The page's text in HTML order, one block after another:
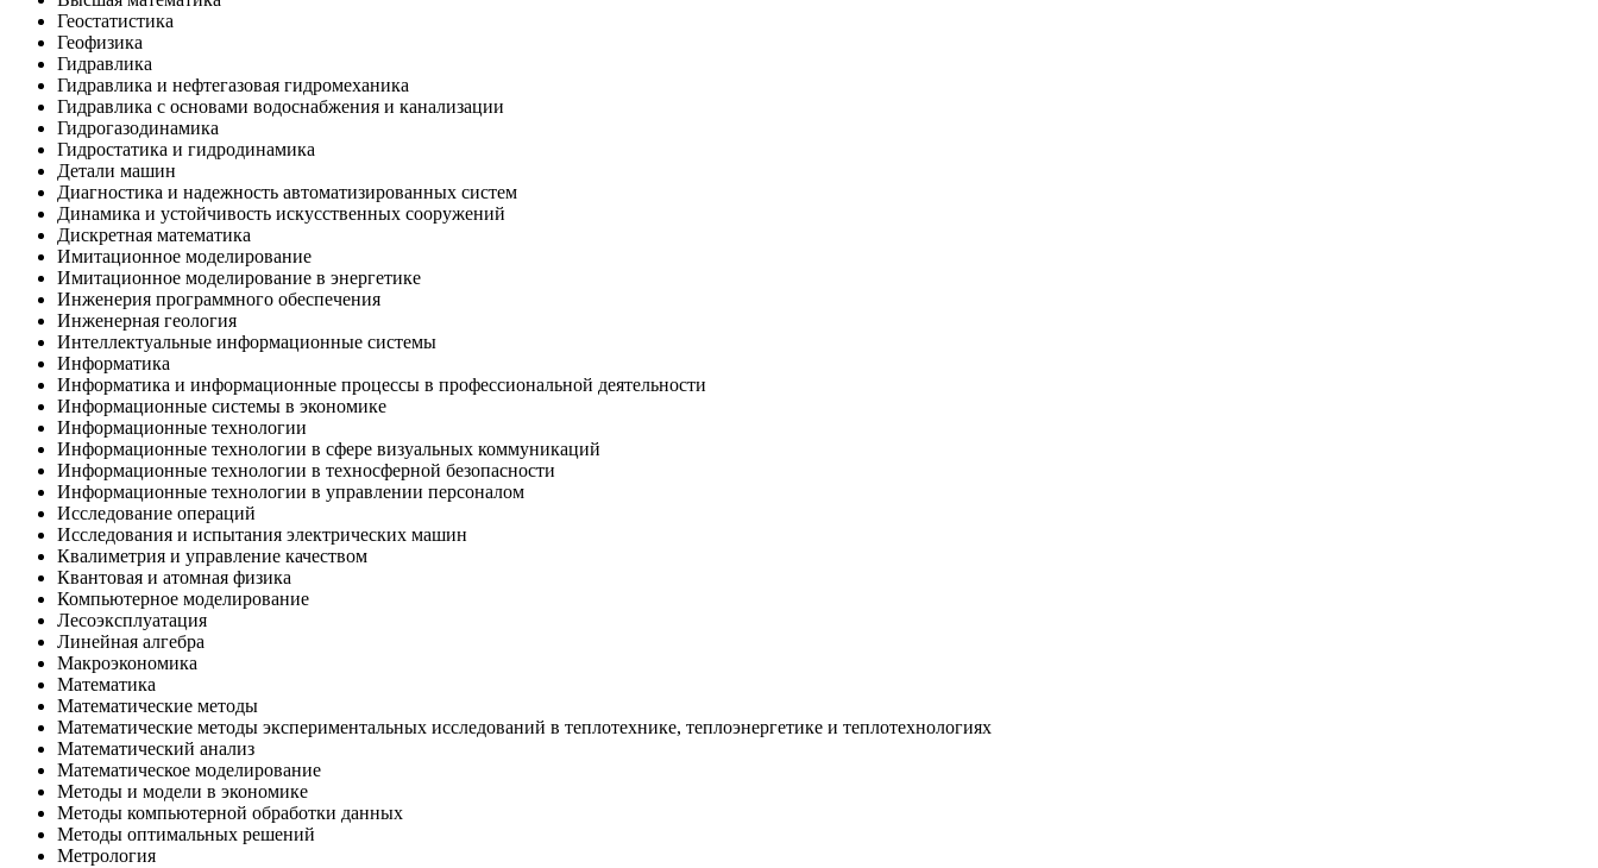
Геостатистика
Геофизика
Гидравлика
Гидравлика и нефтегазовая гидромеханика
Гидравлика с основами водоснабжения и канализации
Гидрогазодинамика
Гидростатика и гидродинамика
Детали машин
Диагностика и надежность автоматизированных систем
Динамика и устойчивость искусственных сооружений
Дискретная математика
Имитационное моделирование
Имитационное моделирование в энергетике
Инженерия программного обеспечения
Инженерная геология
Интеллектуальные информационные системы
Информатика
Информатика и информационные процессы в профессиональной деятельности
Информационные системы в экономике
Информационные технологии
Информационные технологии в сфере визуальных коммуникаций
Информационные технологии в техносферной безопасности
Информационные технологии в управлении персоналом
Исследование операций
Исследования и испытания электрических машин
Квалиметрия и управление качеством
Квантовая и атомная физика
Компьютерное моделирование
Лесоэксплуатация
Линейная алгебра
Макроэкономика
Математика
Математические методы
Математические методы экспериментальных исследований в теплотехнике, теплоэнергетике и теплотехнологиях
Математический анализ
Математическое моделирование
Методы и модели в экономике
Методы компьютерной обработки данных
Методы оптимальных решений
Метрология